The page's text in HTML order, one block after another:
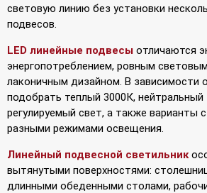
световую линию без установки
подвесов.
LED линейные подвесы отличаются
энергопотреблением, ровным
лаконичным дизайном. В зависимости
подобрать теплый 3000К, нейтральный
регулируемый свет, а также варианты
разными режимами освещения.
Линейный подвесной светильник
вытянутыми поверхностями:
длинными обеденными столами,